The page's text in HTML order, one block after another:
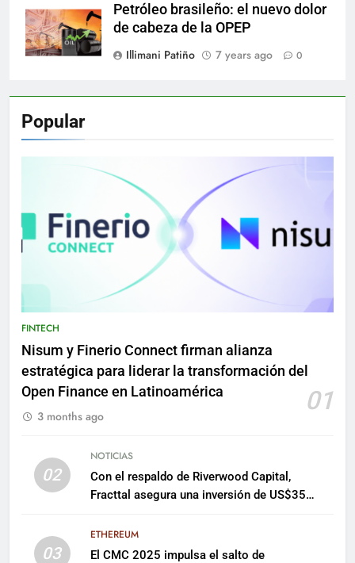
Petróleo brasileño: el nuevo dolor
de cabeza de la OPEP
Illimani Patiño
7 years ago 0
Popular
FINTECH
Nisum y Finerio Connect firman alianza
estratégica para liderar la transformación del
Open Finance en Latinoamérica
01
3 months ago
02
NOTICIAS
Con el respaldo de Riverwood Capital,
Fracttal asegura una inversión de US$35
03
ETHEREUM
El CMC 2025 impulsa el salto de